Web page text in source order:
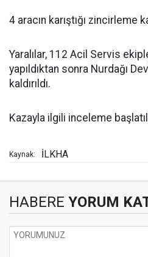
4 aracın karıştığı zincirleme
Yaralılar, 112 Acil Servis
yapıldıktan sonra Nurdağı
kaldırıldı.
Kazayla ilgili inceleme
Kaynak: İLKHA
HABERE YORUM